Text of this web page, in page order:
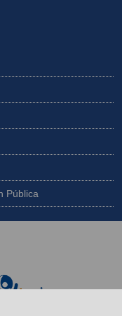
Pública